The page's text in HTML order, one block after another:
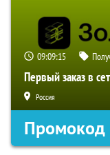
09:09:15
Первый заказ в
Россия
Промокод